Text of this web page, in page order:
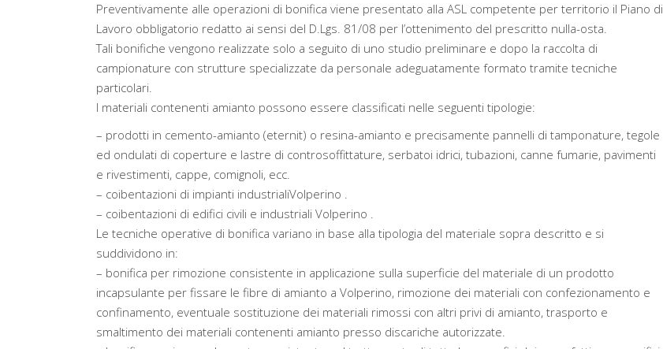
Preventivamente alle operazioni di bonifica viene presentato alla ASL competente per territorio il Piano di
Lavoro obbligatorio redatto ai sensi del D.Lgs. 81/08 per l’ottenimento del prescritto nulla-osta.
Tali bonifiche vengono realizzate solo a seguito di uno studio preliminare e dopo la raccolta di
campionature con strutture specializzate da personale adeguatamente formato tramite tecniche
particolari.
I materiali contenenti amianto possono essere classificati nelle seguenti tipologie:
– prodotti in cemento-amianto (eternit) o resina-amianto e precisamente pannelli di tamponature, tegole
ed ondulati di coperture e lastre di controsoffittature, serbatoi idrici, tubazioni, canne fumarie, pavimenti
e rivestimenti, cappe, comignoli, ecc.
– coibentazioni di impianti industrialiVolperino .
– coibentazioni di edifici civili e industriali Volperino .
Le tecniche operative di bonifica variano in base alla tipologia del materiale sopra descritto e si
suddividono in:
– bonifica per rimozione consistente in applicazione sulla superficie del materiale di un prodotto
incapsulante per fissare le fibre di amianto a Volperino, rimozione dei materiali con confezionamento e
confinamento, eventuale sostituzione dei materiali rimossi con altri privi di amianto, trasporto e
smaltimento dei materiali contenenti amianto presso discariche autorizzate.